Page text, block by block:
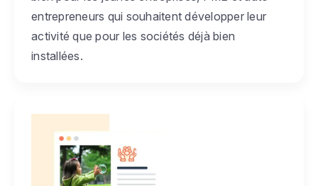
entrepreneurs qui souhaitent développer leur
activité que pour les sociétés déjà bien
installées.